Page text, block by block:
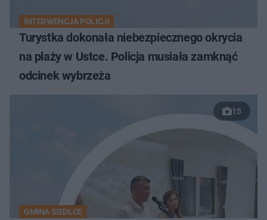
INTERWENCJA POLICJI
Turystka dokonała niebezpiecznego okrycia
na plaży w Ustce. Policja musiała zamknąć
odcinek wybrzeża
15
GMINA SIEDLCE